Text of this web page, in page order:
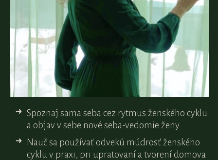
Spoznaj sama seba cez rytmus ženského cyklu
a objav v sebe nové seba-vedomie ženy
Nauč sa používať odvekú múdrosť ženského
cyklu v praxi, pri upratovaní a tvorení domova